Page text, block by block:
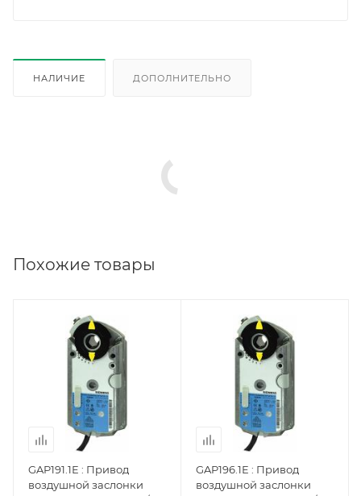
НАЛИЧИЕ ДОПОЛНИТЕЛЬНО
Похожие товары
GAP191.1E : Привод
воздушной заслонки
GAP196.1E : Привод
воздушной заслонки